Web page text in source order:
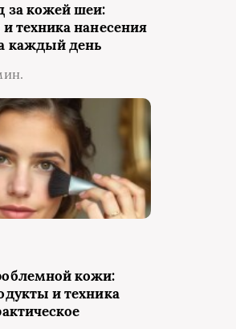
за кожей шеи:
техника нанесения
каждый день
кожи:
и техника